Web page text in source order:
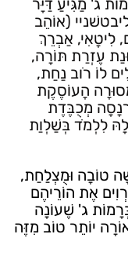
ג' מַגִּיעַ דַּיָּר
(אוֹהֵב
לִיטָאִי, אַבְרֵךְ
עֶזְרַת תּוֹרָה,
לוֹ רֹוב נַחַת,
הָעוֹסֶקֶת
מְכֻבֶּדֶת
לִלְמֹד בְּשַׁלְוַת
טוֹבָה וּמֻצְלַחַת,
אֶת הוֹרֵיהֶם
ג' שֶׁעוֹנָה
יוֹתֵר טוֹב מִזֶּה